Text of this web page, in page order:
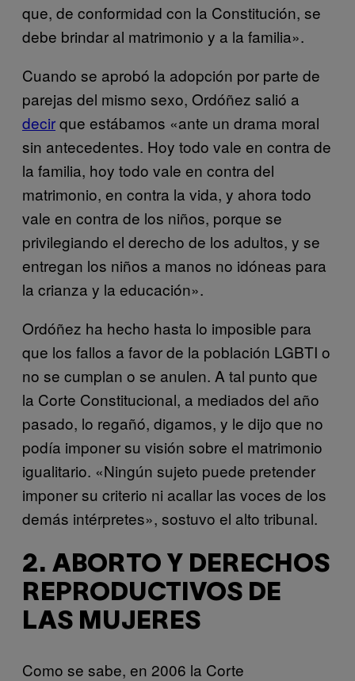
que, de conformidad con la Constitución, se
debe brindar al matrimonio y a la familia».
Cuando se aprobó la adopción por parte de
parejas del mismo sexo, Ordóñez salió a
decirque estábamos «ante un drama moral
sin antecedentes. Hoy todo vale en contra de
la familia, hoy todo vale en contra del
matrimonio, en contra la vida, y ahora todo
vale en contra de los niños, porque se
privilegiando el derecho de los adultos, y se
entregan los niños a manos no idóneas para
la crianza y la educación».
Ordóñez ha hecho hasta lo imposible para
que los fallos a favor de la población LGBTI o
no se cumplan o se anulen. A tal punto que
la Corte Constitucional, a mediados del año
pasado, lo regañó, digamos, y le dijo que no
podía imponer su visión sobre el matrimonio
igualitario. «Ningún sujeto puede pretender
imponer su criterio ni acallar las voces de los
demás intérpretes», sostuvo el alto tribunal.
2. ABORTO Y DERECHOS
REPRODUCTIVOS DE
LAS MUJERES
Como se sabe, en 2006 la Corte